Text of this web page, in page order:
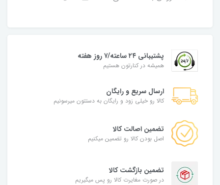
پشتیبانی ۲۴ ساعته/۷ روز هفته
همیشه در کنارتون هستیم
ارسال سریع و رایگان
کالا رو خیلی زود و رایگان به دستتون میرسونیم
تضمین اصالت کالا
اصل بودن کالا رو تضمین میکنیم
تضمین بازگشت کالا
در صورت مغایرت کالا رو پس میگیریم